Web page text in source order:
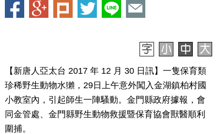
【新唐人亞太台 2017 年 12 月 30 日訊】一隻保育類
珍稀野生動物水獺，29日上午意外闖入金湖鎮柏村國
小教室內，引起師生一陣騷動。金門縣政府據報，會
同金管處、金門縣野生動物救援暨保育協會獸醫順利
圍捕。